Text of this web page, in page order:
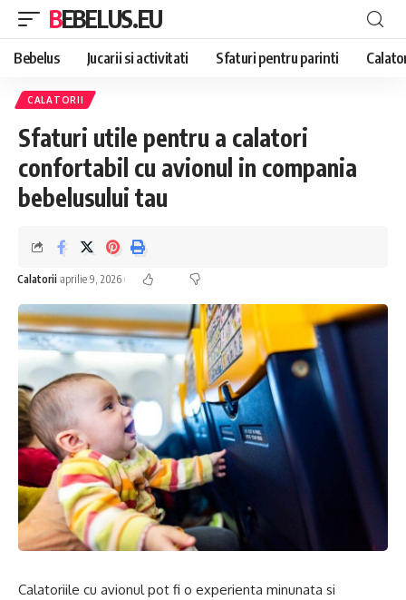
BEBELUS.EU
Bebelus Jucarii si activitati Sfaturi pentru parinti
CALATORII
Sfaturi utile pentru a calatori
confortabil cu avionul in compania
bebelusului tau
Calatorii aprilie 9, 2026
Calatoriile cu avionul pot fi o experienta minunata si